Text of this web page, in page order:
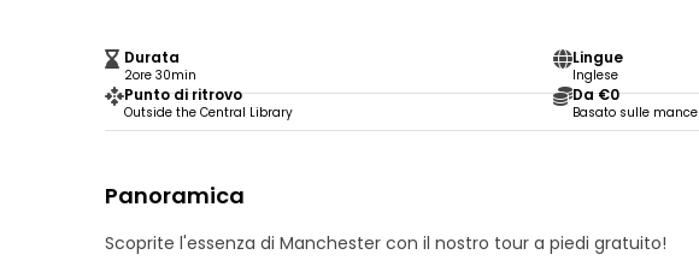
Durata
2ore 30min
Lingue
Inglese
Punto di ritrovo
Outside the Central Library
Da €0
Basato sulle mance
Panoramica
Scoprite l'essenza di Manchester con il nostro tour a piedi gratuito!